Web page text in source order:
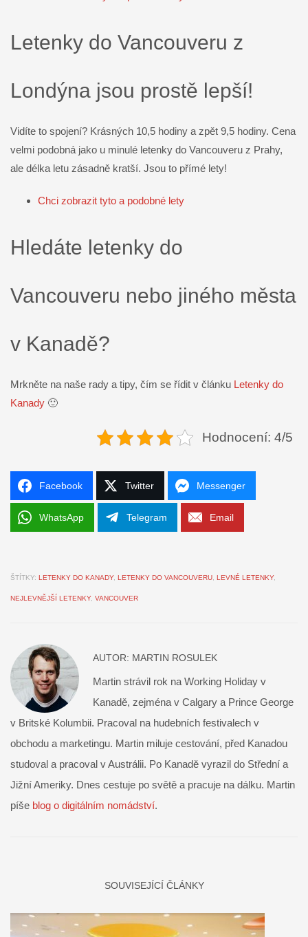
Letenky do Vancouveru z
Londýna jsou prostě lepší!
Vidíte to spojení? Krásných 10,5 hodiny a zpět 9,5 hodiny. Cena
velmi podobná jako u minulé letenky do Vancouveru z Prahy,
ale délka letu zásadně kratší. Jsou to přímé lety!
Chci zobrazit tyto a podobné lety
Hledáte letenky do
Vancouveru nebo jiného města
v Kanadě?
Mrkněte na naše rady a tipy, čím se řídit v článku Letenky do
Kanady 🙂
Hodnocení: 4/5
Facebook Twitter Messenger
WhatsApp Telegram Email
ŠTÍTKY: LETENKY DO KANADY, LETENKY DO VANCOUVERU LEVNÉ LETENKY,
NEJLEVNĚJŠÍ LETENKY, VANCOUVER
AUTOR: MARTIN ROSULEK
Martin strávil rok na Working Holiday v
Kanadě, zejména v Calgary a Prince George
v Britské Kolumbii. Pracoval na hudebních festivalech v
obchodu a marketingu. Martin miluje cestování, před Kanadou
studoval a pracoval v Austrálii. Po Kanadě vyrazil do Střední a
Jižní Ameriky. Dnes cestuje po světě a pracuje na dálku. Martin
píše blog o digitálním nomádství.
SOUVISEJÍCÍ ČLÁNKY